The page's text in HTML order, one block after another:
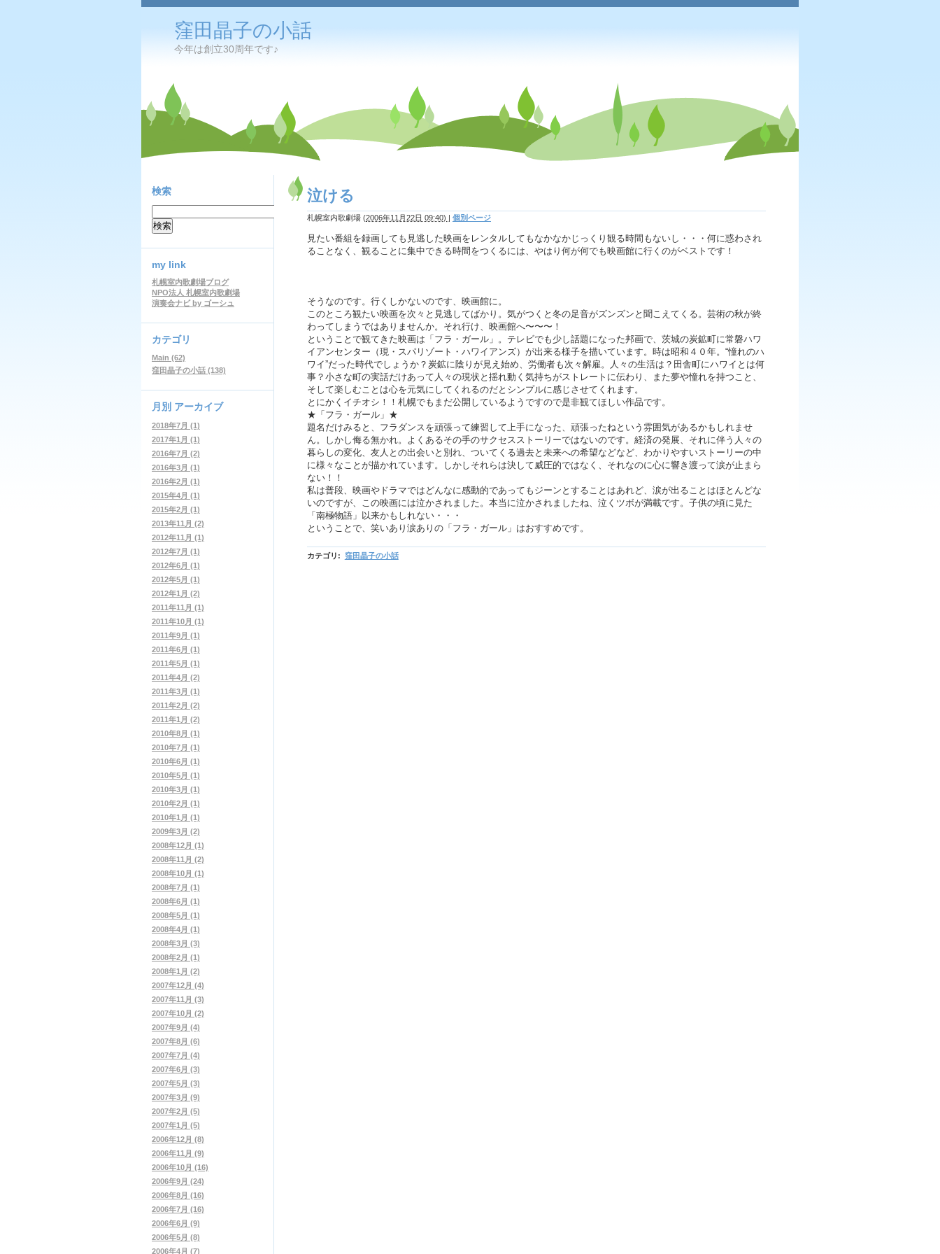
窪田晶子の小話
今年は創立30周年です♪
泣ける
札幌室内歌劇場 (2006年11月22日 09:40) | 個別ページ
見たい番組を録画しても見逃した映画をレンタルしてもなかなかじっくり観る時間もないし・・・何に惑わされ
ることなく、観ることに集中できる時間をつくるには、やはり何が何でも映画館に行くのがベストです！
そうなのです。行くしかないのです、映画館に。
このところ観たい映画を次々と見逃してばかり。気がつくと冬の足音がズンズンと聞こえてくる。芸術の秋が終
わってしまうではありませんか。それ行け、映画館へ〜〜〜！
ということで観てきた映画は「フラ・ガール」。テレビでも少し話題になった邦画で、茨城の炭鉱町に常磐ハワ
イアンセンター（現・スパリゾート・ハワイアンズ）が出来る様子を描いています。時は昭和４０年。“憧れのハ
ワイ”だった時代でしょうか？炭鉱に陰りが見え始め、労働者も次々解雇。人々の生活は？田舎町にハワイとは何
事？小さな町の実話だけあって人々の現状と揺れ動く気持ちがストレートに伝わり、また夢や憧れを持つこと、
そして楽しむことは心を元気にしてくれるのだとシンプルに感じさせてくれます。
とにかくイチオシ！！札幌でもまだ公開しているようですので是非観てほしい作品です。
★「フラ・ガール」★
題名だけみると、フラダンスを頑張って練習して上手になった、頑張ったねという雰囲気があるかもしれませ
ん。しかし侮る無かれ。よくあるその手のサクセスストーリーではないのです。経済の発展、それに伴う人々の
暮らしの変化、友人との出会いと別れ、ついてくる過去と未来への希望などなど、わかりやすいストーリーの中
に様々なことが描かれています。しかしそれらは決して威圧的ではなく、それなのに心に響き渡って涙が止まら
ない！！
私は普段、映画やドラマではどんなに感動的であってもジーンとすることはあれど、涙が出ることはほとんどな
いのですが、この映画には泣かされました。本当に泣かされましたね、泣くツボが満載です。子供の頃に見た
「南極物語」以来かもしれない・・・
ということで、笑いあり涙ありの「フラ・ガール」はおすすめです。
カテゴリ : 窪田晶子の小話
検索
my link
札幌室内歌劇場ブログ
NPO法人 札幌室内歌劇場
演奏会ナビ by ゴーシュ
カテゴリ
Main (62)
窪田晶子の小話 (138)
月別 アーカイブ
2018年7月 (1)
2017年1月 (1)
2016年7月 (2)
2016年3月 (1)
2016年2月 (1)
2015年4月 (1)
2015年2月 (1)
2013年11月 (2)
2012年11月 (1)
2012年7月 (1)
2012年6月 (1)
2012年5月 (1)
2012年1月 (2)
2011年11月 (1)
2011年10月 (1)
2011年9月 (1)
2011年6月 (1)
2011年5月 (1)
2011年4月 (2)
2011年3月 (1)
2011年2月 (2)
2011年1月 (2)
2010年8月 (1)
2010年7月 (1)
2010年6月 (1)
2010年5月 (1)
2010年3月 (1)
2010年2月 (1)
2010年1月 (1)
2009年3月 (2)
2008年12月 (1)
2008年11月 (2)
2008年10月 (1)
2008年7月 (1)
2008年6月 (1)
2008年5月 (1)
2008年4月 (1)
2008年3月 (3)
2008年2月 (1)
2008年1月 (2)
2007年12月 (4)
2007年11月 (3)
2007年10月 (2)
2007年9月 (4)
2007年8月 (6)
2007年7月 (4)
2007年6月 (3)
2007年5月 (3)
2007年3月 (9)
2007年2月 (5)
2007年1月 (5)
2006年12月 (8)
2006年11月 (9)
2006年10月 (16)
2006年9月 (24)
2006年8月 (16)
2006年7月 (16)
2006年6月 (9)
2006年5月 (8)
2006年4月 (7)